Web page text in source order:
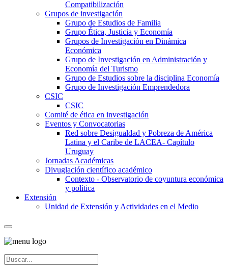
Compatibilización
Grupos de investigación
Grupo de Estudios de Familia
Grupo Ética, Justicia y Economía
Grupos de Investigación en Dinámica
Económica
Grupo de Investigación en Administración y
Economía del Turismo
Grupo de Estudios sobre la disciplina Economía
Grupo de Investigación Emprendedora
CSIC
CSIC
Comité de ética en investigación
Eventos y Convocatorias
Red sobre Desigualdad y Pobreza de América
Latina y el Caribe de LACEA- Capítulo
Uruguay
Jornadas Académicas
Divuglación científico académico
Contexto - Observatorio de coyuntura económica
y política
Extensión
Unidad de Extensión y Actividades en el Medio